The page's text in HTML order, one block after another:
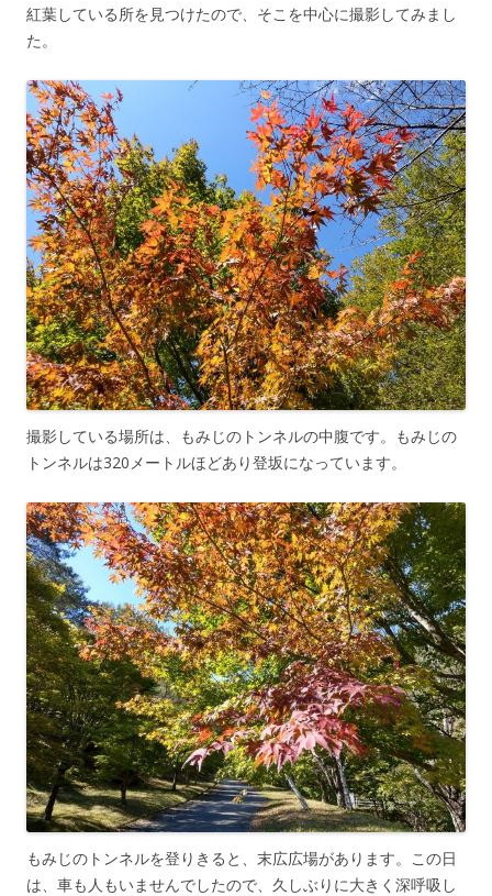
紅葉している所を見つけたので、そこを中心に撮影してみまし
た。
撮影している場所は、もみじのトンネルの中腹です。もみじの
トンネルは320メートルほどあり登坂になっています。
もみじのトンネルを登りきると、末広広場があります。この日
は、車も人もいませんでしたので、久しぶりに大きく深呼吸し